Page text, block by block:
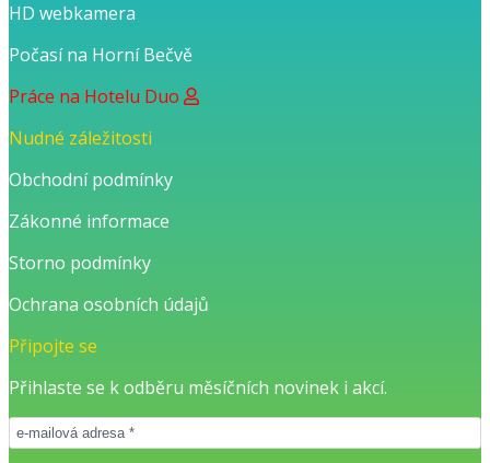
HD webkamera
Počasí na Horní Bečvě
Práce na Hotelu Duo
Nudné záležitosti
Obchodní podmínky
Zákonné informace
Storno podmínky
Ochrana osobních údajů
Připojte se
Přihlaste se k odběru měsíčních novinek i akcí.